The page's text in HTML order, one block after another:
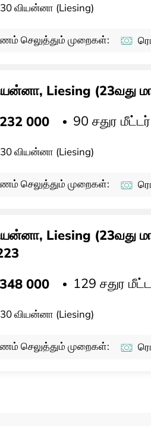
வியன்னா (Liesing)
செலுத்தும் முறைகள்:
Liesing
000
90 சதுர மீட்டர்
வியன்னா (Liesing)
செலுத்தும் முறைகள்:
Liesing
000
129 சதுர
வியன்னா (Liesing)
செலுத்தும் முறைகள்: